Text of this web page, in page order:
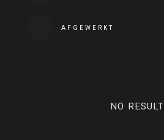
AFGEWERKT
NO RESULT